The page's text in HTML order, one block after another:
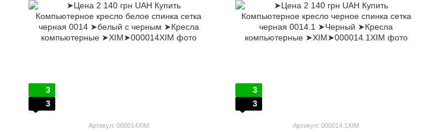
3
3
Артикул: 000014XIM
3
3
Артикул: 000014.1XIM